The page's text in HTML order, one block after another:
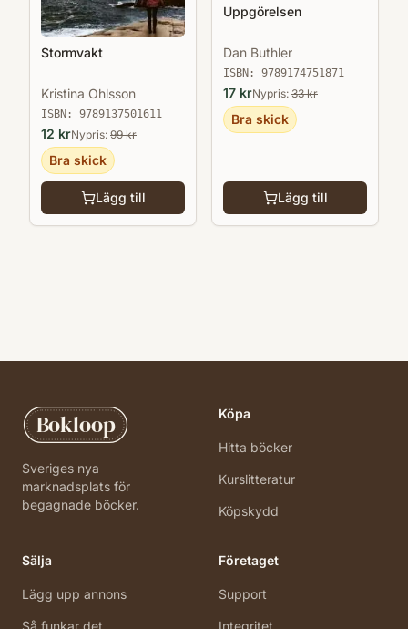
Stormvakt
Kristina Ohlsson
ISBN: 9789137501611
12 krNypris: 99kr
Bra skick
Lägg till
Uppgörelsen
Dan Buthler
ISBN: 9789174751871
17 krNypris: 33kr
Bra skick
Lägg till
Bokloop
Sveriges nya
marknadsplats för
begagnade böcker.
Köpa
Hitta böcker
Kurslitteratur
Köpskydd
Sälja
Lägg upp annons
Så funkar det
Företaget
Support
Integritet